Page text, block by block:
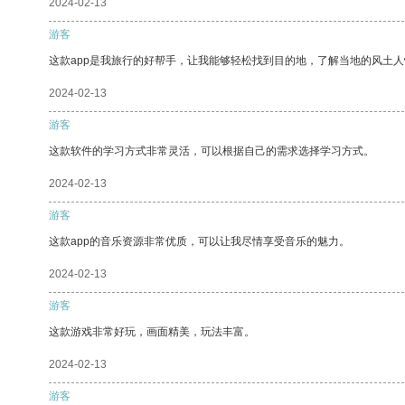
2024-02-13
游客
这款app是我旅行的好帮手，让我能够轻松找到目的地，了解当地的风土
2024-02-13
游客
这款软件的学习方式非常灵活，可以根据自己的需求选择学习方式。
2024-02-13
游客
这款app的音乐资源非常优质，可以让我尽情享受音乐的魅力。
2024-02-13
游客
这款游戏非常好玩，画面精美，玩法丰富。
2024-02-13
游客